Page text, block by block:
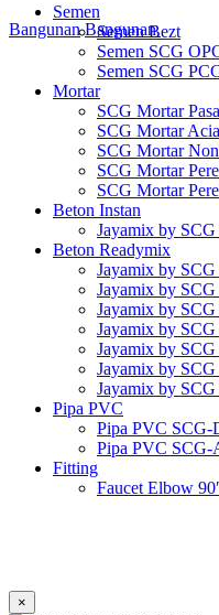
Bangunan Bangunan
Semen
Semen Bezt
Semen SCG
Semen SCG
Mortar
SCG Mortar
SCG Mortar
SCG Mortar
SCG Mortar
SCG Mortar
Beton Instan
Jayamix by
Beton Readymix
Jayamix by SCG
Jayamix by
Jayamix by SCG
Jayamix by
Jayamix by
Jayamix by
Jayamix by
Pipa PVC
Pipa PVC SCG-
Pipa PVC SCG-
Fitting
Faucet Elbow
×